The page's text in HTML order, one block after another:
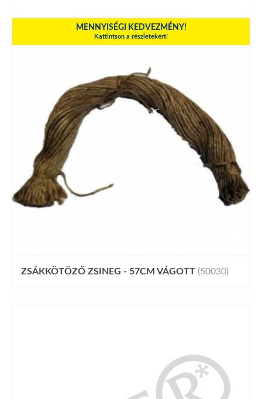
MENNYISÉGI KEDVEZMÉNY!
Kattintson a részletekért!
ZSÁKKÖTÖZŐ ZSINEG - 57CM VÁGOTT (50030)